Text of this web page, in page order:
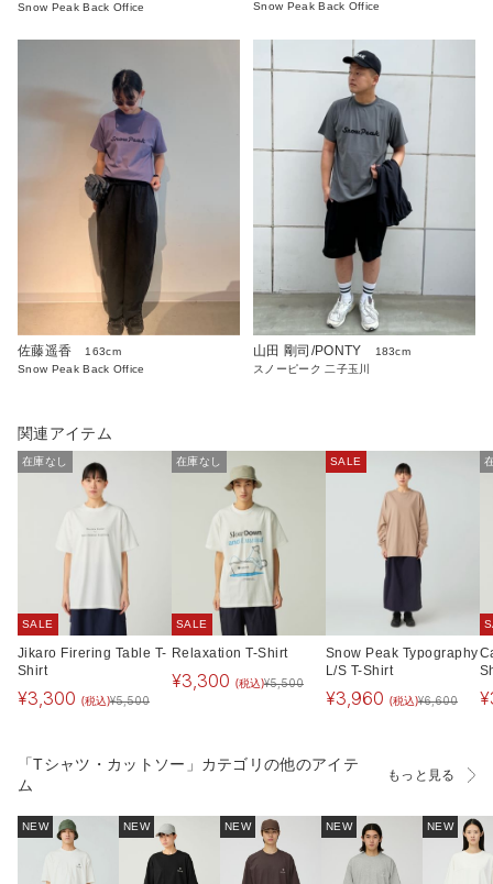
Snow Peak Back Office
Snow Peak Back Office
佐藤遥香
163cm
Snow Peak Back Office
山田 剛司/PONTY
183cm
スノーピーク 二子玉川
関連アイテム
在庫なし
SALE
Jikaro Firering Table T-
Shirt
¥3,300 (税込)¥5,500
在庫なし
SALE
Relaxation T-Shirt
¥3,300 (税込)¥5,500
SALE
Snow Peak Typography
L/S T-Shirt
¥3,960 (税込)¥6,600 ¥
「Tシャツ・カットソー」カテゴリの他のアイテ
ム
もっと見る
NEW NEW NEW NEW NEW